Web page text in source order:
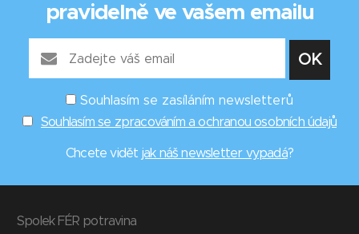
pravidelně ve vašem emailu
Souhlasím se zasíláním newsletterů
Souhlasím se zpracováním a ochranou osobních údajů
Chcete vidět jak náš newsletter vypadá?
Spolek FÉR potravina